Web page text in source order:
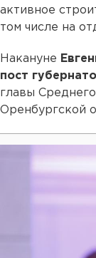
активное
том числе на
Накануне
пост
главы
Оренбургской